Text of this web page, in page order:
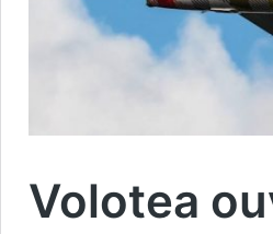
Volotea